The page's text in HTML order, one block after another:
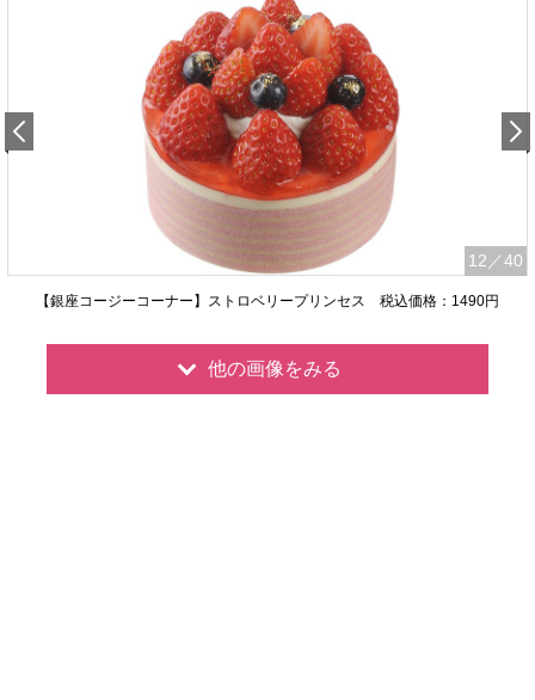
12 ／40
【銀座コージーコーナー】ストロベリープリンセス 税込価格：1490円
他の画像をみる